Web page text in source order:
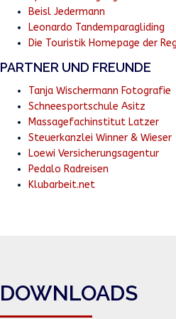
Beisl Jedermann
Leonardo Tandemparagliding
Die Touristik Homepage der
PARTNER UND FREUNDE
Tanja Wischermann Fotografie
Schneesportschule Asitz
Massagefachinstitut Latzer
Steuerkanzlei Winner & Wieser
Loewi Versicherungsagentur
Pedalo Radreisen
Klubarbeit.net
DOWNLOADS